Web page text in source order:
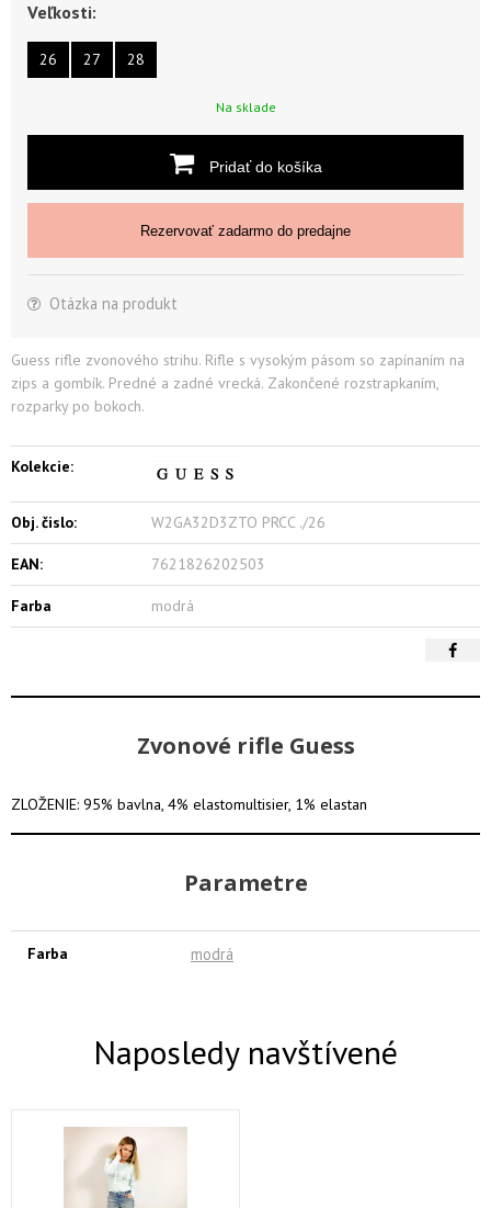
Veľkosti:
26 27 28
Na sklade
Pridať do košíka
Rezervovať zadarmo do predajne
Otázka na produkt
Guess rifle zvonového strihu. Rifle s vysokým pásom so zapínaním na
zips a gombík. Predné a zadné vrecká. Zakončené rozstrapkaním,
rozparky po bokoch.
Kolekcie:
Obj. čislo: W2GA32D3ZTO PRCC ./26
EAN: 7621826202503
Farba modrá
Zvonové rifle Guess
ZLOŽENIE: 95% bavlna, 4% elastomultisier, 1% elastan
Parametre
Farba modrá
Naposledy navštívené